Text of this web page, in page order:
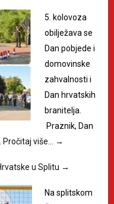
5. kolovoza
obilježava se
Dan pobjede i
domovinske
zahvalnosti i
Dan hrvatskih
branitelja.
Praznik, Dan
Pročitaj više… →
u Splitu →
Na splitskom